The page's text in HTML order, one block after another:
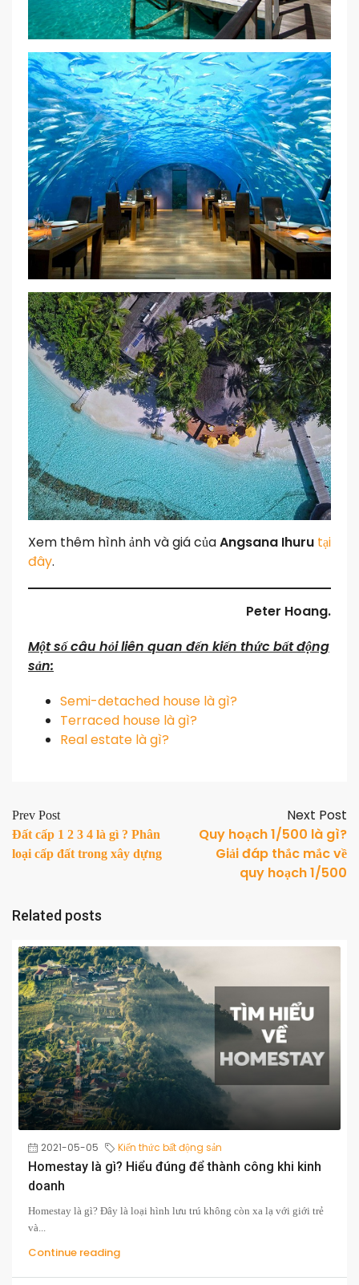
Xem thêm hình ảnh và giá củaAngsana Ihuru tại
đây.
Peter Hoang.
Một số câu hỏi liên quan đến kiến thức bất động
sản:
Semi-detached house là gì?
Terraced house là gì?
Real estate là gì?
Prev Post
Đất cấp 1 2 3 4 là gì ? Phân
loại cấp đất trong xây dựng
Next Post
Quy hoạch 1/500 là gì?
Giải đáp thắc mắc về
quy hoạch 1/500
Related posts
2021-05-05 Kiến thức bất động sản
Homestay là gì? Hiểu đúng để thành công khi kinh
doanh
Homestay là gì? Đây là loại hình lưu trú không còn xa lạ với giới trẻ
và...
Continue reading